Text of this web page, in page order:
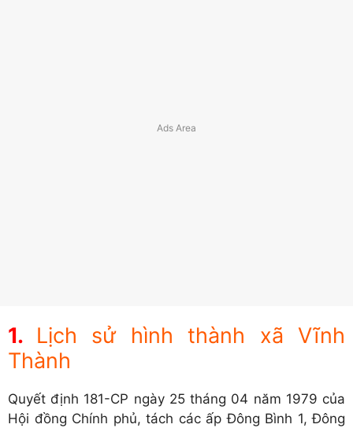
Lịch sử hình thành xã Vĩnh
Thành
Quyết định 181-CP ngày 25 tháng 04 năm 1979 của
Hội đồng Chính phủ, tách các ấp Đông Bình 1, Đông